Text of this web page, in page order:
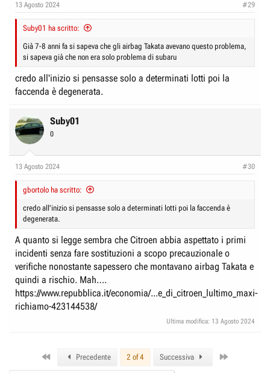
13 Agosto 2024 #29
Suby01 ha scritto:
Già 7-8 anni fa si sapeva che gli airbag Takata avevano questo problema,
si sapeva già che non era solo problema di subaru
credo all'inizio si pensasse solo a determinati lotti poi la
faccenda è degenerata.
Suby01
0
13 Agosto 2024 #30
gbortolo ha scritto:
credo all'inizio si pensasse solo a determinati lotti poi la faccenda è
degenerata.
A quanto si legge sembra che Citroen abbia aspettato i primi
incidenti senza fare sostituzioni a scopo precauzionale o
verifiche nonostante sapessero che montavano airbag Takata e
quindi a rischio. Mah….
https://www.repubblica.it/economia/...e_di_citroen_lultimo_maxi-
richiamo-423144538/
Ultima modifica: 13 Agosto 2024
Precedente 2 of 4 Successiva